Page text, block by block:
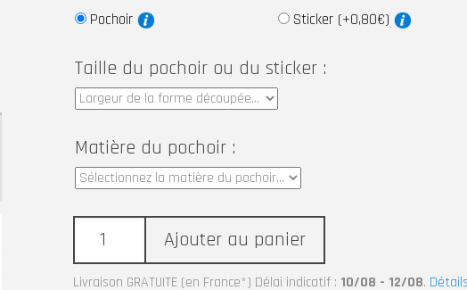
Pochoir Sticker (+0,80€)
Taille du pochoir ou du sticker :
Matière du pochoir :
Ajouter au panier
Livraison GRATUITE (en France*) Délai indicatif : 10/08 - 12/08.